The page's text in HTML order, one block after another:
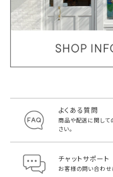
よくある質問
商品や配送に関して
さい。
チャットサポート
お客様の問い合わ